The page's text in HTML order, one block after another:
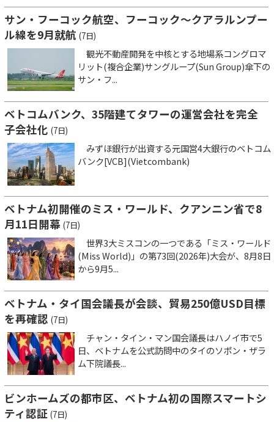
サン・フーコック航空、フーコック～クアラルンプー
ル線を9月就航 (7日)
観光不動産開発を中核とする地場系コングロマ
リット(複合企業)サングループ(Sun Group)傘下の
サン・フ...
ベトコムバンク、35階建てタワーの運営会社を完全
子会社化 (7日)
みずほ銀行が出資する元国営4大銀行のベトコム
バンク[VCB](Vietcombank)
ベトナム初開催のミス・ワールド、クアンニン省で8
月11日開幕 (7日)
世界3大ミスコンの一つである「ミス・ワールド
(Miss World)」の第73回(2026年)大会が、8月8日
から9月5...
ベトナム・タイ国会議長が会談、貿易250億USD目標
を再確認 (7日)
チャン・タイン・マン国会議長はハノイ市で5
日、ベトナムを公式訪問中のタイのソポン・ザラ
ム下院議長...
ビンホームズの都市区、ベトナム初の国際スマートシ
ティ認証 (7日)